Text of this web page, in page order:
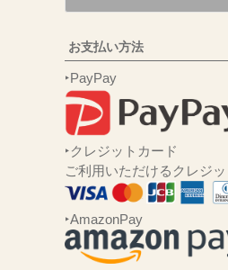
お支払い方法
‣PayPay
‣クレジットカード
ご利用いただけるクレジ
‣AmazonPay